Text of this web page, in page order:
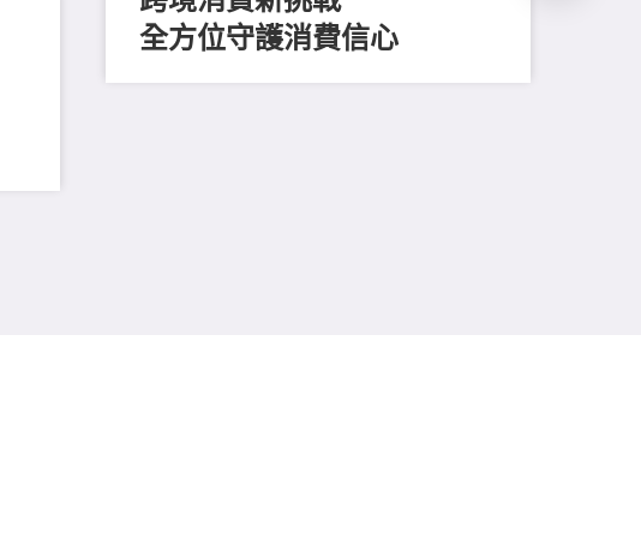
全方位守護消費信心